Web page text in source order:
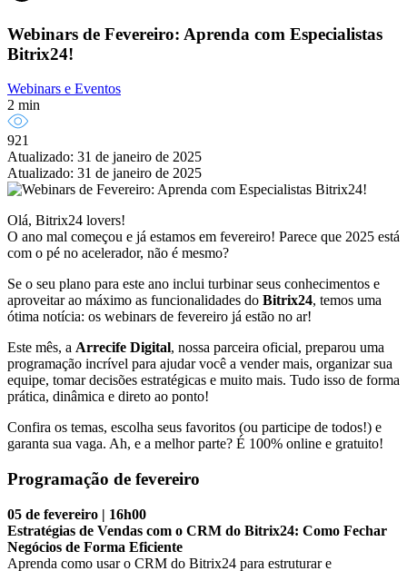
Webinars de Fevereiro: Aprenda com Especialistas
Bitrix24!
Webinars e Eventos
2 min
921
Atualizado: 31 de janeiro de 2025
Atualizado: 31 de janeiro de 2025
Olá, Bitrix24 lovers!
O ano mal começou e já estamos em fevereiro! Parece que 2025 está
com o pé no acelerador, não é mesmo?
Se o seu plano para este ano inclui turbinar seus conhecimentos e
aproveitar ao máximo as funcionalidades do Bitrix24, temos uma
ótima notícia: os webinars de fevereiro já estão no ar!
Este mês, a Arrecife Digital, nossa parceira oficial, preparou uma
programação incrível para ajudar você a vender mais, organizar sua
equipe, tomar decisões estratégicas e muito mais. Tudo isso de forma
prática, dinâmica e direto ao ponto!
Confira os temas, escolha seus favoritos (ou participe de todos!) e
garanta sua vaga. Ah, e a melhor parte? É 100% online e gratuito!
Programação de fevereiro
05 de fevereiro | 16h00
Estratégias de Vendas com o CRM do Bitrix24: Como Fechar
Negócios de Forma Eficiente
Aprenda como usar o CRM do Bitrix24 para estruturar e